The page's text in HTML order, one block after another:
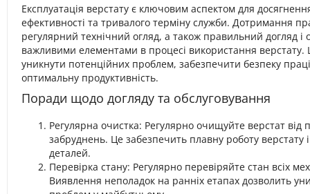
Експлуатація верстату є ключовим аспектом для
ефективності та тривалого терміну служби. Дотримання
регулярний технічний огляд, а також правильний догляд і
важливими елементами в процесі використання верстату.
уникнути потенційних проблем, забезпечити безпеку
оптимальну продуктивність.
Поради щодо догляду та обслуговування
Регулярна очистка: Регулярно очищуйте верстат від
забруднень. Це забезпечить плавну роботу верстату
деталей.
Перевірка стану: Регулярно перевіряйте стан всіх
Виявлення неполадок на ранніх етапах дозволить